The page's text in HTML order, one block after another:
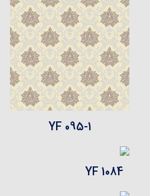
YF 095-1
YF 1084